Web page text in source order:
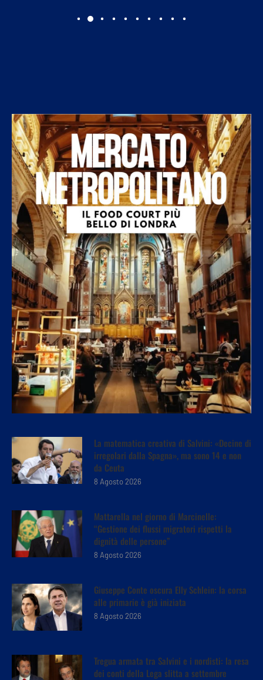
La matematica creativa di Salvini: «Decine di
irregolari dalla Spagna», ma sono 14 e non
da Ceuta
8 Agosto 2026
Mattarella nel giorno di Marcinelle:
“Gestione dei flussi migratori rispetti la
dignità delle persone”
8 Agosto 2026
Giuseppe Conte oscura Elly Schlein: la corsa
alle primarie è già iniziata
8 Agosto 2026
Tregua armata tra Salvini e i nordisti: la resa
dei conti della Lega slitta a settembre